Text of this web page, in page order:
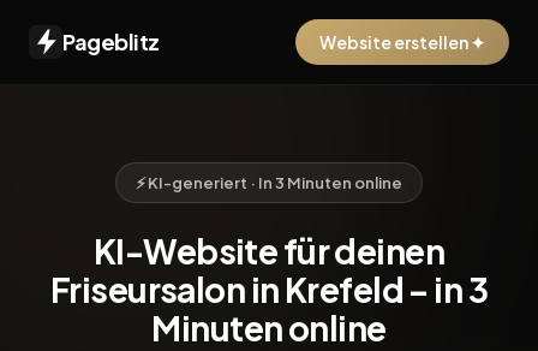
Pageblitz Website erstellen ✦
⚡ KI-generiert · In 3 Minuten online
KI-Website für deinen
Friseursalon in Krefeld – in 3
Minuten online